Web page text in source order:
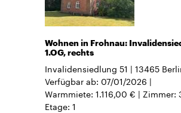
Wohnen in Frohnau:
1.OG, rechts
Invalidensiedlung 51 13465
Verfügbar ab 07/01/2026
Warmmiete 1.116,00 € Zimmer
Etage 1